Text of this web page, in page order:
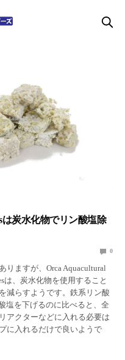
は炭水化物でリン酸塩除
0
りますが、Orca Aquacultural
は、炭水化物を使用すること
減らすようです。鉄系リン酸
塩を下げるのに比べると、全
アクターなどに入れる必要は
に入れるだけで良いようで